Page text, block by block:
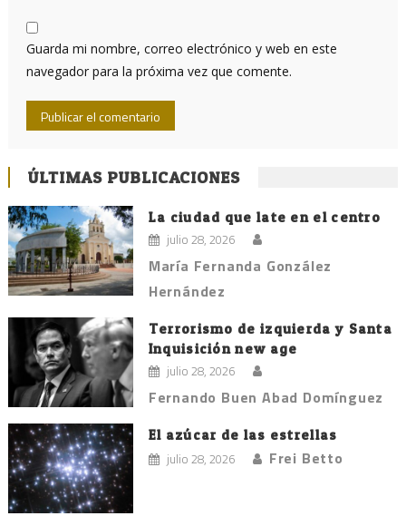
Guarda mi nombre, correo electrónico y web en este
navegador para la próxima vez que comente.
ÚLTIMAS PUBLICACIONES
La ciudad que late en el centro
julio 28, 2026
María Fernanda González
Hernández
Terrorismo de izquierda y Santa
Inquisición new age
julio 28, 2026
Fernando Buen Abad Domínguez
El azúcar de las estrellas
julio 28, 2026 Frei Betto